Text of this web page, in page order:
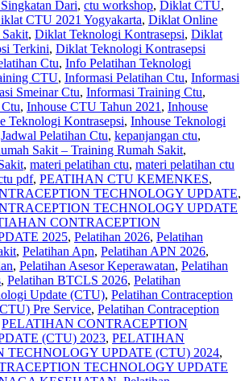
Dari, ctu workshop, Diklat CTU,
CTU 2021 Yogyakarta, Diklat Online
, Diklat Teknologi Kontrasepsi, Diklat
Terkini, Diklat Teknologi Kontrasepsi
Ctu, Info Pelatihan Teknologi
CTU, Informasi Pelatihan Ctu, Informasi
Smeinar Ctu, Informasi Training Ctu,
, Inhouse CTU Tahun 2021 , Inhouse
Teknologi Kontrasepsi, Inhouse Teknologi
Jadwal Pelatihan Ctu, kepanjangan ctu,
Sakit – Training Rumah Sakit,
, materi pelatihan ctu, materi pelatihan ctu
pdf, PEATIHAN CTU KEMENKES,
TECHNOLOGY UPDATE,
TECHNOLOGY UPDATE
CONTRACEPTION
2025, Pelatihan 2026, Pelatihan
, Pelatihan Apn, Pelatihan APN 2026,
, Pelatihan Asesor Keperawatan, Pelatihan
, Pelatihan BTCLS 2026, Pelatihan
Update (CTU), Pelatihan Contraception
Pre Service, Pelatihan Contraception
PELATIHAN CONTRACEPTION
(CTU) 2023, PELATIHAN
TECHNOLOGY UPDATE (CTU) 2024,
TECHNOLOGY UPDATE